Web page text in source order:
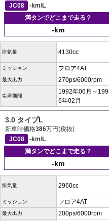
JC08
-km/L
満タンでどこまで走る？
-km
排気量 4130cc
ミッション フロア4AT
最大出力 270ps/6000rpm
生産期間
1992年06月～199
6年02月
3.0 タイプL
新車時価格386万円(税抜)
JC08
-km/L
満タンでどこまで走る？
-km
排気量 2960cc
ミッション フロア4AT
最大出力 200ps/6000rpm